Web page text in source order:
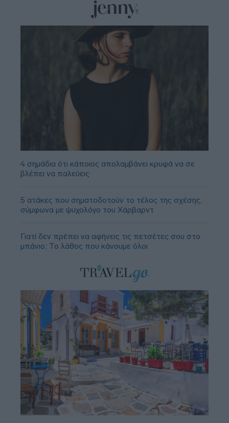
4 σημάδια ότι κάποιος απολαμβάνει κρυφά να σε
βλέπει να παλεύεις
5 ατάκες που σηματοδοτούν το τέλος της σχέσης,
σύμφωνα με ψυχολόγο του Χάρβαρντ
Γιατί δεν πρέπει να αφήνεις τις πετσέτες σου στο
μπάνιο; Το λάθος που κάνουμε όλοι